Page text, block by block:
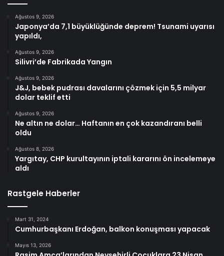
Ağustos 9, 2026
Japonya’da 7,1 büyüklüğünde deprem! Tsunami uyarısı
yapıldı,
Ağustos 9, 2026
Silivri’de Fabrikada Yangın
Ağustos 9, 2026
J&J, bebek pudrası davalarını çözmek için 5,5 milyar
dolar teklif etti
Ağustos 9, 2026
Ne altın ne dolar… Haftanın en çok kazandıranı belli
oldu
Ağustos 8, 2026
Yargıtay, CHP kurultayının iptali kararını ön incelemeye
aldı
Rastgele Haberler
Mart 31, 2024
Cumhurbaşkanı Erdoğan, balkon konuşması yapacak
Mayıs 13, 2026